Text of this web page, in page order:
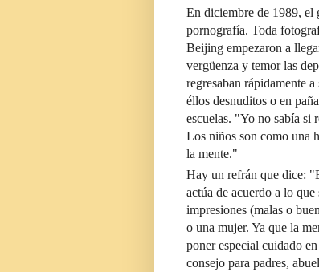
En diciembre de 1989, el
pornografía. Toda
Beijing empezaron a
vergüenza y temor las
regresaban rápidamente
éllos desnuditos o en
escuelas. "Yo no sabía
Los niños son como una
la mente."
Hay un refrán que dice:
actúa de acuerdo a lo
impresiones (malas o
o una mujer. Ya que la
poner especial cuidado
consejo para padres,